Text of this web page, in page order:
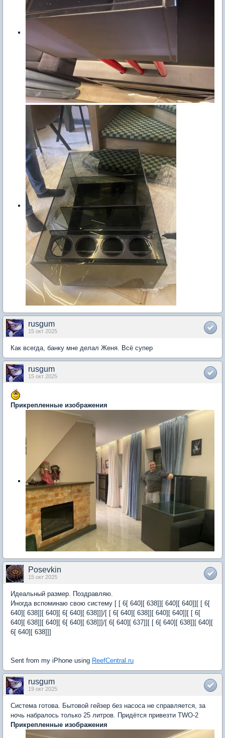
rusgum
15 окт 2025
Как всегда, банку мне делал Женя. Всё супер
rusgum
15 окт 2025
Прикрепленные изображения
Posevkin
15 окт 2025
Идеальный размер. Поздравляю.
Иногда вспоминаю свою систему [ [ 6[ 640][ 638]][ 640][ 640]][ [ 6[
640][ 638]][ 640][ 6[ 640][ 638]]]/[ [ 6[ 640][ 638]][ 640][ 640]][ [ 6[
640][ 638]][ 640][ 6[ 640][ 638]]]/[ 6[ 640][ 637]][ [ 6[ 640][ 638]][ 640][
6[ 640][ 638]]]
Sent from my iPhone using ReefCentral.ru
rusgum
19 окт 2025
Система готова. Бытовой гейзер без насоса не справляется, за
ночь набралось только 25 литров. Придётся привезти TWO-2
Прикрепленные изображения